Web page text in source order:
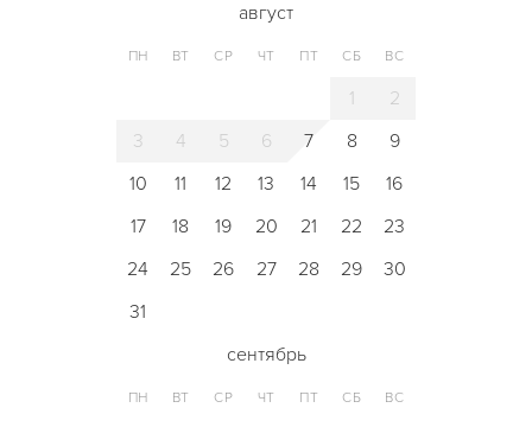
август
ПН ВТ СР ЧТ ПТ СБ ВС
1
2
3
4 5 6 7 8
9
10
11 12 13 14 15
16
17
18 19 20 21 22
23
24
25 26 27 28 29
30
31
сентябрь
ПН ВТ СР ЧТ ПТ СБ ВС